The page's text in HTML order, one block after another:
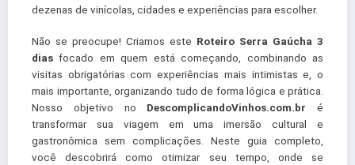
dezenas de vinícolas, cidades e experiências para escolher.
Não se preocupe! Criamos este Roteiro Serra Gaúcha 3
dias focado em quem está começando, combinando as
visitas obrigatórias com experiências mais intimistas e, o
mais importante, organizando tudo de forma lógica e prática.
Nosso objetivo no DescomplicandoVinhos.com.br é
transformar sua viagem em uma imersão cultural e
gastronômica sem complicações. Neste guia completo,
você descobrirá como otimizar seu tempo, onde se